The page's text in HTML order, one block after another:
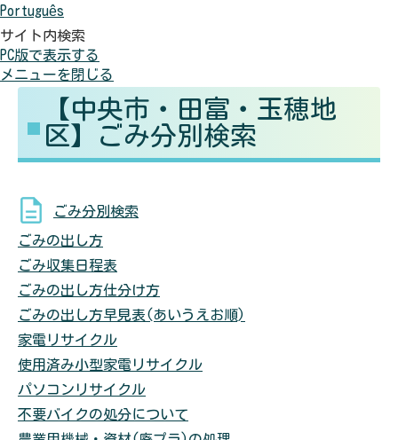
色
に
す
る
青
色
に
す
を
元
に
戻
Português
サイト内検索
PC版で表示する
メニューを閉じる
【中央市・田富・玉穂地
区】ごみ分別検索
ごみ分別検索
ごみの出し方
ごみ収集日程表
ごみの出し方仕分け方
ごみの出し方早見表(あいうえお順)
家電リサイクル
使用済み小型家電リサイクル
パソコンリサイクル
不要バイクの処分について